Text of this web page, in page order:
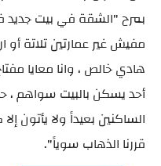
بمرح "الشقة في بيت جديد
مفيش غير عمارتين تلاتة أو
هادي خالص ، وانا معايا
أحد يسكن بالبيت سواهم ،
الساكنين بعيداً ولا يأتون
قررنا الذهاب سوياً".